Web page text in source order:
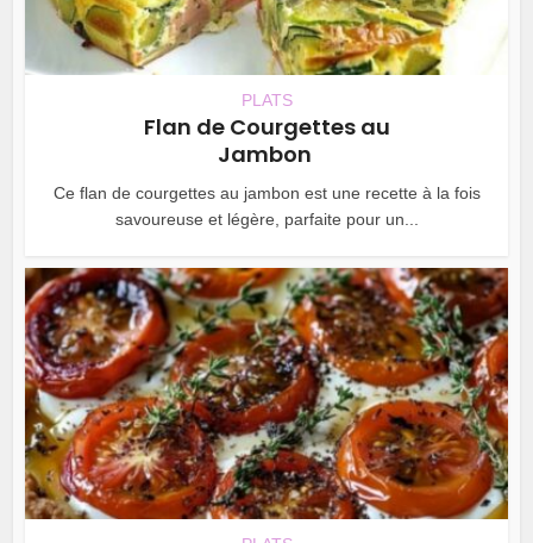
PLATS
Flan de Courgettes au
Jambon
Ce flan de courgettes au jambon est une recette à la fois
savoureuse et légère, parfaite pour un...